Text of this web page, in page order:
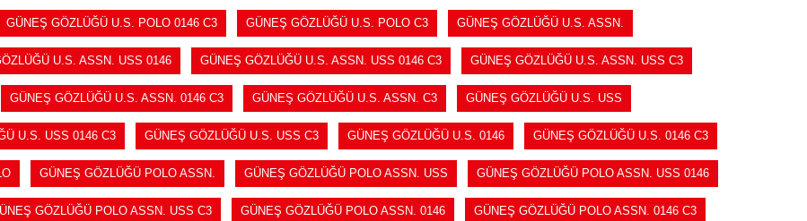
GÜNEŞ GÖZLÜĞÜ U.S. POLO 0146 C3 GÜNEŞ GÖZLÜĞÜ U.S. POLO C3 GÜNEŞ GÖZLÜĞÜ U.S. ASSN.
U.S. ASSN. USS 0146 GÜNEŞ GÖZLÜĞÜ U.S. ASSN. USS 0146 C3 GÜNEŞ GÖZLÜĞÜ U.S. ASSN. USS C3
GÜNEŞ GÖZLÜĞÜ U.S. ASSN. 0146 C3 GÜNEŞ GÖZLÜĞÜ U.S. ASSN. C3 GÜNEŞ GÖZLÜĞÜ U.S. USS
U.S. USS 0146 C3 GÜNEŞ GÖZLÜĞÜ U.S. USS C3 GÜNEŞ GÖZLÜĞÜ U.S. 0146 GÜNEŞ GÖZLÜĞÜ U.S. 0146 C3
GÜNEŞ GÖZLÜĞÜ POLO ASSN. GÜNEŞ GÖZLÜĞÜ POLO ASSN. USS GÜNEŞ GÖZLÜĞÜ POLO ASSN. USS 0146
GÖZLÜĞÜ POLO ASSN. USS C3 GÜNEŞ GÖZLÜĞÜ POLO ASSN. 0146 GÜNEŞ GÖZLÜĞÜ POLO ASSN. 0146 C3